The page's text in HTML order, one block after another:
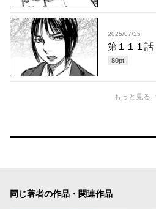
2025/07/25
第１１１話
80pt
もっと見る
同じ著者の作品・関連作品